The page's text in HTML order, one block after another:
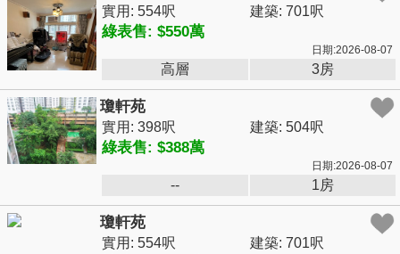
實用: 554呎 建築: 701呎
綠表售: $550萬
日期:2026-08-07
高層 3房
瓊軒苑
實用: 398呎 建築: 504呎
綠表售: $388萬
日期:2026-08-07
-- 1房
瓊軒苑
實用: 554呎 建築: 701呎